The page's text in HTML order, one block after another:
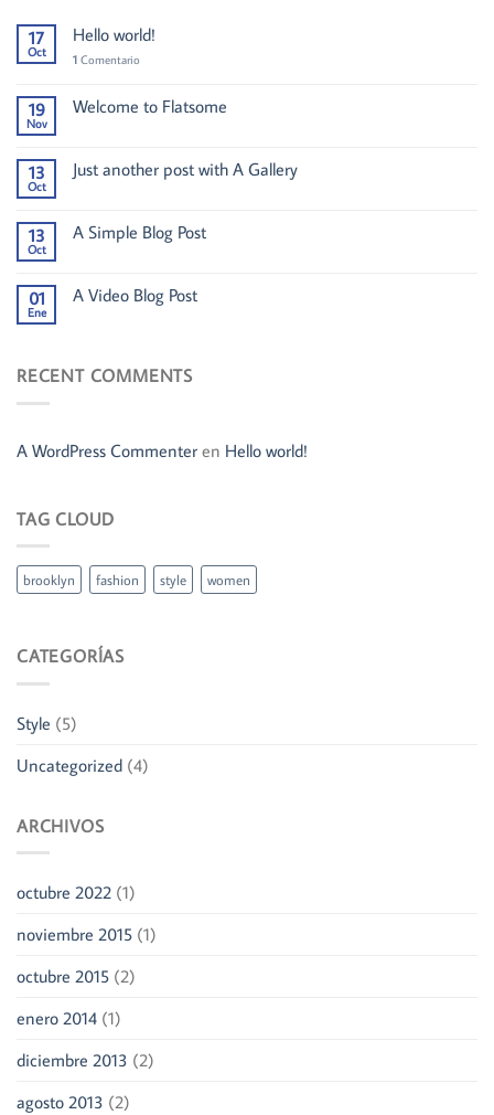
17
Oct
Hello world!
1 Comentario
19
Nov
Welcome to Flatsome
13
Oct
Just another post with A Gallery
13
Oct
A Simple Blog Post
01
Ene
A Video Blog Post
RECENT COMMENTS
A WordPress Commenter en Hello world!
TAG CLOUD
brooklyn fashion style women
CATEGORÍAS
Style (5)
Uncategorized (4)
ARCHIVOS
octubre 2022 (1)
noviembre 2015 (1)
octubre 2015 (2)
enero 2014 (1)
diciembre 2013 (2)
agosto 2013 (2)